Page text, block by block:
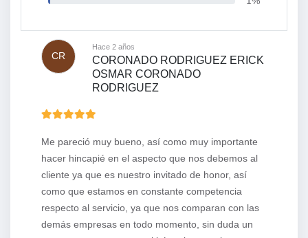
CR
Hace 2 años
CORONADO RODRIGUEZ ERICK
OSMAR CORONADO
RODRIGUEZ
Me pareció muy bueno, así como muy importante
hacer hincapié en el aspecto que nos debemos al
cliente ya que es nuestro invitado de honor, así
como que estamos en constante competencia
respecto al servicio, ya que nos comparan con las
demás empresas en todo momento, sin duda un